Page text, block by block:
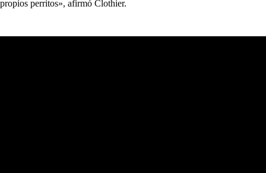
propios perritos», afirmó Clothier.